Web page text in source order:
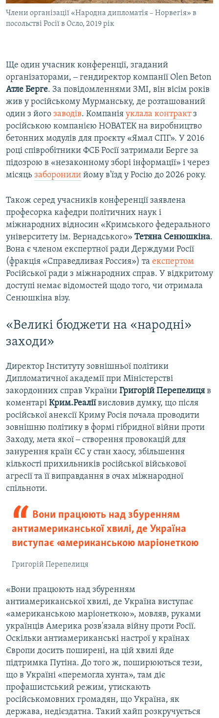
Члени організації «Народна дипломатія – Норвегія» в
посольстві Росії в Осло, 2019 рік
Ще один учасник конференції, згаданий
організаторами, ‒ гендиректор компанії Olen Beton
Атле Берге. За повідомленнями ЗМІ, він вісім років
жив у російському Мурманську, де розташований
один з його заводів. Компанія уклала контрактз
російською компанією НОВАТЕК на виробництво
бетонних модулів для проєкту «Ямал СПГ». У 2016
році співробітники ФСБ Росії затримали Берге за
підозрою в «незаконному зборі інформації» і через
місяць заборонили йому в'їзд у Росію до 2026 року.
Також серед учасників конференції заявлена
професорка кафедри політичних наук і
міжнародних відносин «Кримського федерального
університету ім. Вернадського» Тетяна Сенюшкіна.
Вона є членом експертної ради Держдуми Росії
(фракція «Справедливая Россия») та експертом
Російської ради з міжнародних справ. У відкритому
доступі немає відомостей щодо того, чи отримала
Сенюшкіна візу.
«Великі бюджети на «народні»
заходи»
Директор Інституту зовнішньої політики
Дипломатичної академії при Міністерстві
закордонних справ України Григорій Перепелиця в
коментарі Крим.Реаліївисловив думку, що після
російської анексії Криму Росія почала проводити
зовнішню політику в формі гібридної війни проти
Заходу, мета якої ‒ створення провокацій для
занурення країн ЄС у стан хаосу, збільшення
кількості прихильників російської військової
агресії та її виправдання в очах міжнародної
спільноти.
Вони працюють над збуренням
антиамериканської хвилі, де Україна
виступає «американською маріонеткою
Григорій Перепелиця
«Вони працюють над збуренням
антиамериканської хвилі, де Україна виступає
«американською маріонеткою», мовляв, руками
українців Америка розв'язала війну проти Росії.
Оскільки антиамериканські настрої у країнах
Європи досить поширені, на цій хвилі йде
підтримка Путіна. До того ж, поширюються тези,
що в Україні «перемогла хунта», там діє
профашистський режим, утискають
російськомовних громадян, що Україна, як
держава, недієздатна. Такий хайп розкручується